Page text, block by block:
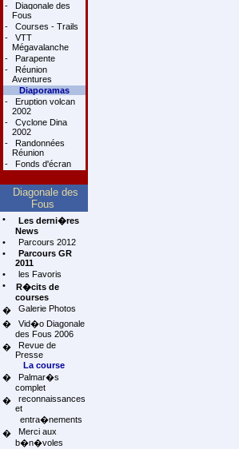
-
Diagonale des
Fous
-
Courses - Trails
-
VTT
Mégavalanche
-
Parapente
-
Réunion
Aventures
Diaporamas
-
Eruption volcan
2002
-
Cyclone Dina
2002
-
Randonnées
Réunion
-
Fonds d'écran
Diagonale des
Fous
•
Les derni�res
News
•
Parcours 2012
•
Parcours GR
2011
•
les Favoris
•
R�cits de
courses
�
Galerie Photos
�
Vid�o Diagonale
des Fous 2006
�
Revue de
Presse
La course
�
Palmar�s
complet
�
reconnaissances
et
entra�nements
�
Merci aux
b�n�voles